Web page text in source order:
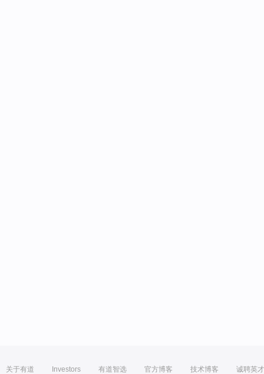
关于有道 Investors 有道智选 官方博客 技术博客 诚聘英才